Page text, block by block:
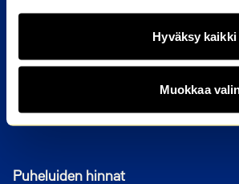
Hyväksy kaikki
Muokkaa
Vikailmoitus
m2.asiakaspalvelu@ysaatio.fi
09 7742 5500
Puheluiden hinnat